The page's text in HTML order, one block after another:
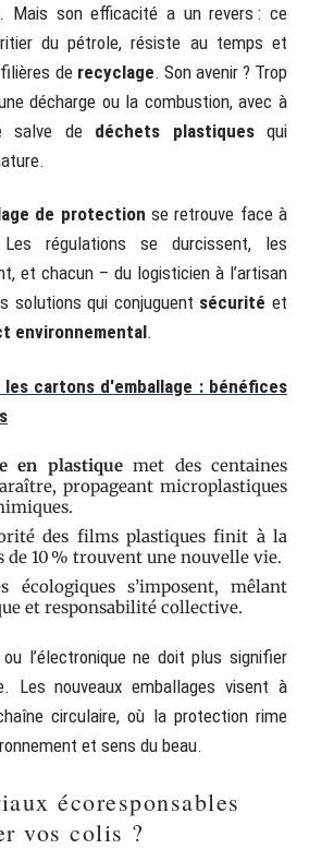
Mais son efficacité a un revers : ce
du pétrole, résiste au temps et
de recyclage. Son avenir ? Trop
décharge ou la combustion, avec à
salve de déchets plastiquesqui
de protection se retrouve face à
régulations se durcissent, les
et chacun – du logisticien à l’artisan
solutions qui conjuguent sécurité et
environnemental.
cartons d'emballage : bénéfices
en plastiquemet des centaines
propageant microplastiques
des films plastiques finit à la
de 10 % trouvent une nouvelle vie.
écologiques s’imposent, mêlant
et responsabilité collective.
l’électronique ne doit plus signifier
Les nouveaux emballages visent à
circulaire, où la protection rime
et sens du beau.
écoresponsables
vos colis ?